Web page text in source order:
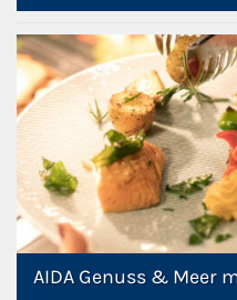
AIDA Genuss & Meer